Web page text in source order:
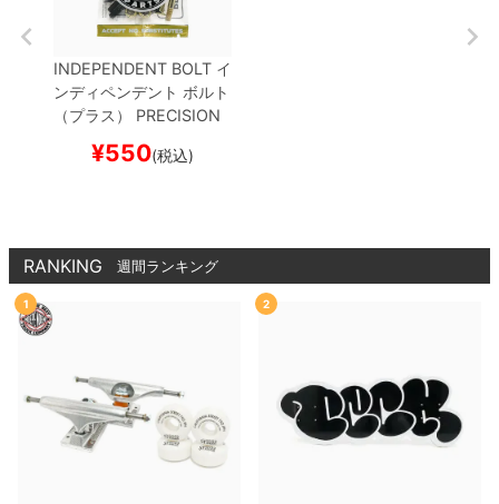
INDEPENDENT BOLT イ
ンディペンデント ボルト
（プラス）
PRECISION
BLACK/GOLDスケ
¥550(税込)
RANKING 週間ランキング
1 2